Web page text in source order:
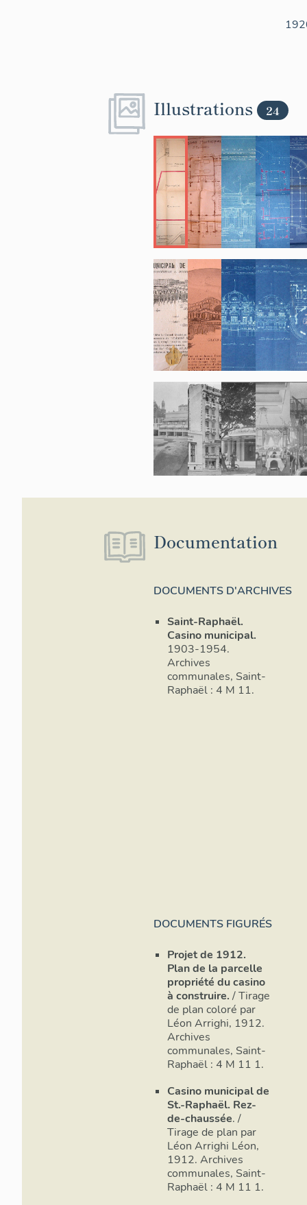
Illustrations 24
Documentation
DOCUMENTS D'ARCHIVES
Saint-Raphaël.
Casino municipal.
1903-1954.
Archives
communales, Saint-
Raphaël : 4 M 11.
DOCUMENTS FIGURÉS
Projet de 1912.
Plan de la parcelle
propriété du casino
à construire. / Tirage
de plan coloré par
Léon Arrighi, 1912.
Archives
communales, Saint-
Raphaël : 4 M 11 1.
Casino municipal de
St.-Raphaël. Rez-
de-chaussée. /
Tirage de plan par
Léon Arrighi Léon,
1912. Archives
communales, Saint-
Raphaël : 4 M 11 1.